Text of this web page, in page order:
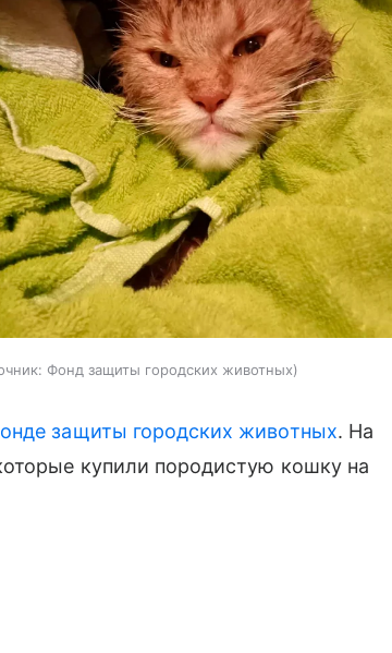
Фонд защиты городских животных
защиты городских животных. На
купили породистую кошку на